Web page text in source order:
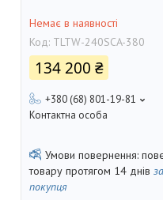
Немає в наявності
Код: TLTW-240SCA-380
134 200 ₴
+380 (68) 801-19-81
Контактна особа
товару протягом 14 днів
покупця